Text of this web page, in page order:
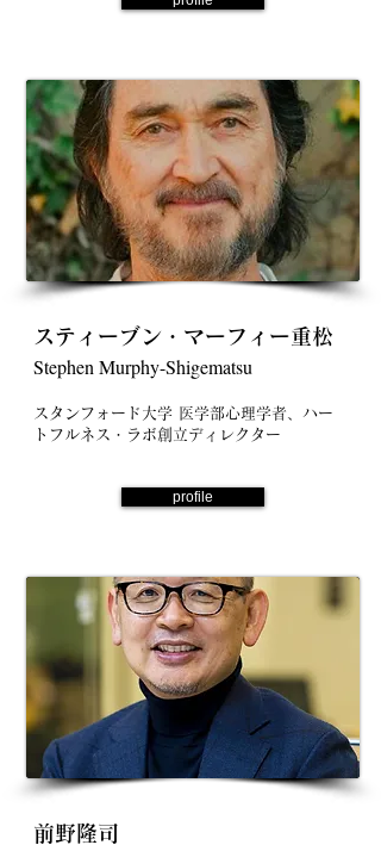
スティーブン・マーフィー重松
Stephen Murphy-Shigematsu
スタンフォード大学 医学部心理学者、ハー
トフルネス・ラボ創立ディレクター
profile
前野隆司